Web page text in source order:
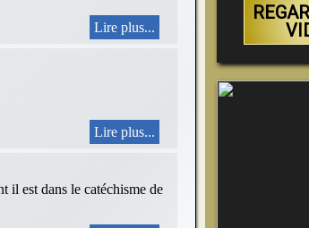
Lire plus...
Lire plus...
il est dans le catéchisme de